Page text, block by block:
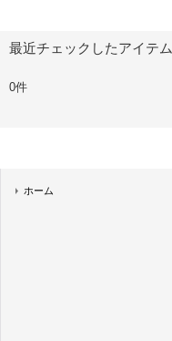
最近チェックしたアイテム
0件
ホーム